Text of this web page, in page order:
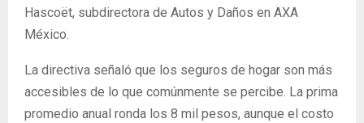
Hascoët, subdirectora de Autos y Daños en AXA
México.
La directiva señaló que los seguros de hogar son más
accesibles de lo que comúnmente se percibe. La prima
promedio anual ronda los 8 mil pesos, aunque el costo